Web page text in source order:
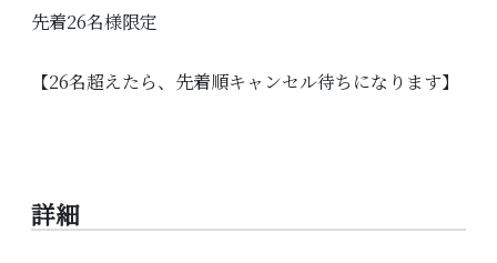
先着26名様限定
【26名超えたら、先着順キャンセル待ちになります】
詳細